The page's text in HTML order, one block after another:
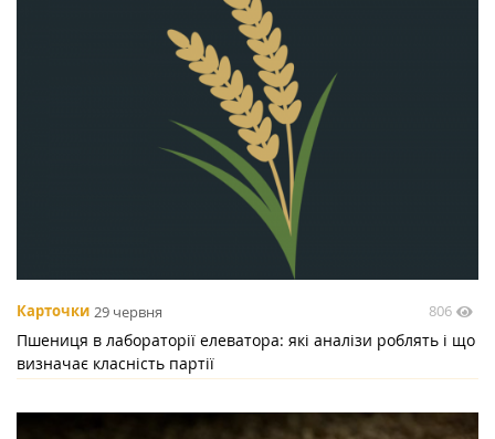
Карточки 29 червня 806
Пшениця в лабораторії елеватора: які аналізи роблять і що
визначає класність партії